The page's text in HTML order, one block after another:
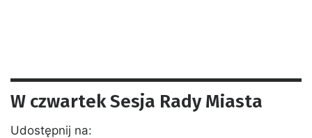
W czwartek Sesja Rady Miasta
Udostępnij na: